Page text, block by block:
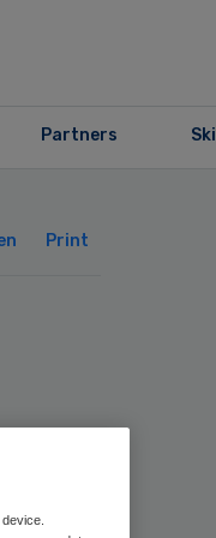
Partners
Print